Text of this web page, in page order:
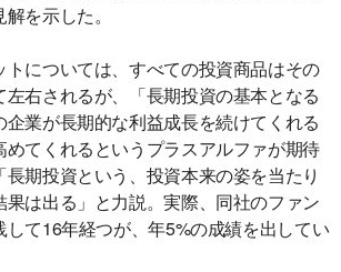
を示した。
については、すべての投資商品はその
右されるが、「長期投資の基本となる
業が長期的な利益成長を続けてくれる
めてくれるというプラスアルファが期待
期投資という、投資本来の姿を当たり
は出る」と力説。実際、同社のファン
して16年経つが、年5%の成績を出してい